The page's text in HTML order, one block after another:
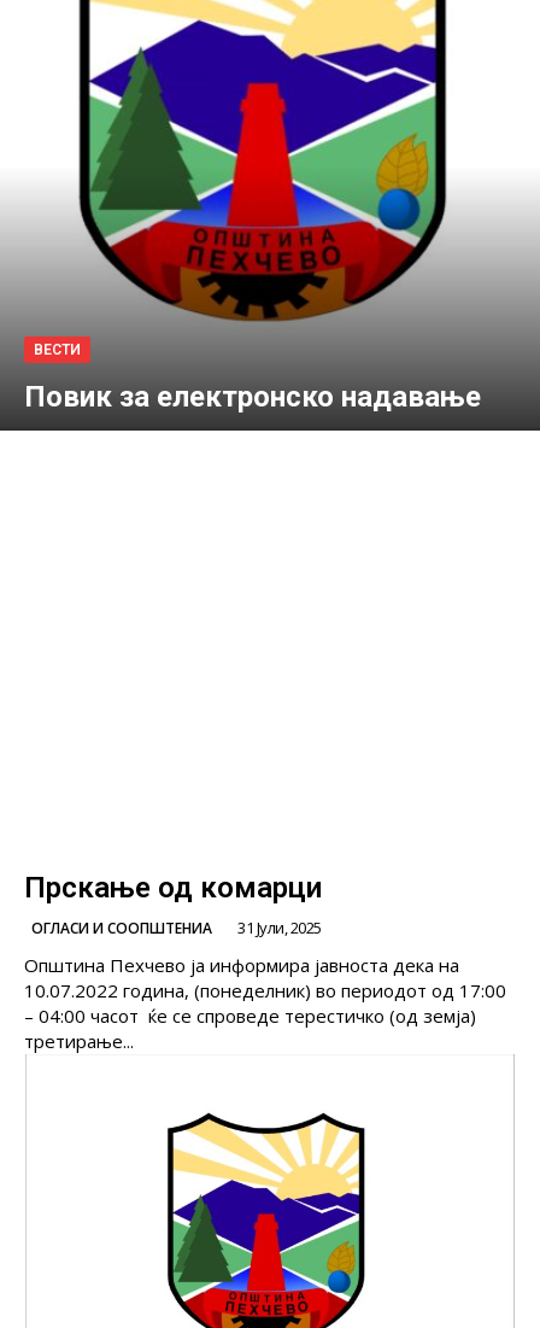
ВЕСТИ
Повик за електронско надавање
Прскање од комарци
ОГЛАСИ И СООПШТЕНИА 31 Јули, 2025
Општина Пехчево ја информира јавноста дека на
10.07.2022 година, (понеделник) во периодот од 17:00
– 04:00 часот ќе се спроведе терестичко (од земја)
третирање...